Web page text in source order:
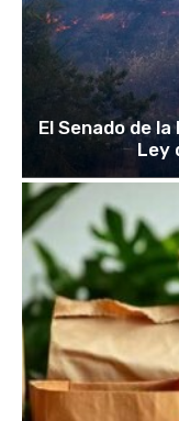
El Senado de
Ley